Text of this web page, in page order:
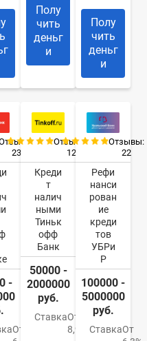
Полу
чить
деньг
и
Полу
чить
деньг
и
23
-
От
Отзывы:
12
Креди
т
налич
ными
Тиньк
офф
Банк
50000 -
2000000
руб.
СтавкаОт
8,9%
Отзывы:
22
Рефи
нанси
рован
ие
креди
тов
УБРи
Р
100000 -
5000000
руб.
СтавкаОт